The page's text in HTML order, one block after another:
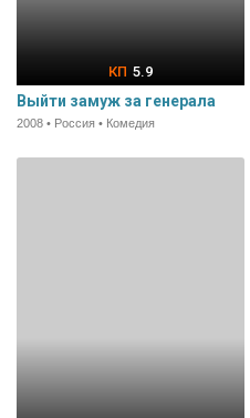
5.9
Выйти замуж за генерала
2008 • Россия • Комедия